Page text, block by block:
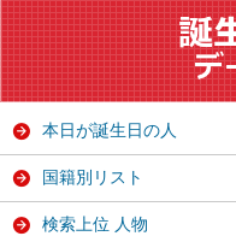
本日が誕生日の人
国籍別リスト
検索上位 人物